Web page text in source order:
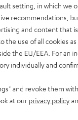
setting, in which we
recommendations,
and content that
the use of all cookies
the EU/EEA. For an
individually and
and revoke them
at our privacy policy